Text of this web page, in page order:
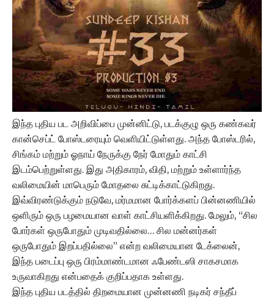
இந்த புதிய பட அறிவிப்பை முன்னிட்டு, படக்குழு ஒரு கண்கவர்
கான்செப்ட் போஸ்டரையும் வெளியிட்டுள்ளது. அந்த போஸ்டரில்,
சிங்கம் மற்றும் ஓநாய் நேருக்கு நேர் மோதும் காட்சி
இடம்பெற்றுள்ளது. இது அதிகாரம், விதி, மற்றும் உள்ளார்ந்த
வலிமையின் மாபெரும் மோதலை சுட்டிக்காட்டுகிறது.
இவ்விரண்டுக்கும் நடுவே, மர்மமான போர்க்களப் பின்னணியில்
ஒளிரும் ஒரு பழமையான வாள் காட்சியளிக்கிறது. மேலும், “சில
போர்கள் ஒருபோதும் முடிவதில்லை… சில மன்னர்கள்
ஒருபோதும் இறப்பதில்லை” என்ற வலிமையான டேக்லைன்,
இந்த படைப்பு ஒரு பிரம்மாண்டமான ஃபேண்டஸி சாகசமாக
உருவாகிறது என்பதைக் குறிப்பதாக உள்ளது.
இந்த புதிய படத்தில் திறமையான முன்னணி நடிகர் சந்தீப்